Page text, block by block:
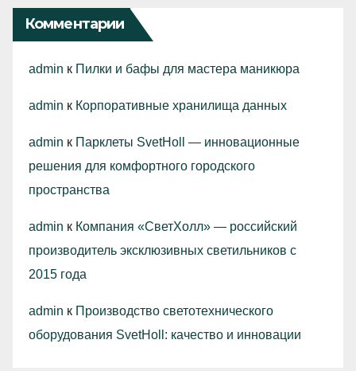
Комментарии
admin к Пилки и бафы для мастера маникюра
admin к Корпоративные хранилища данных
admin к Парклеты SvetHoll — инновационные
решения для комфортного городского
пространства
admin к Компания «СветХолл» — российский
производитель эксклюзивных светильников с
2015 года
admin к Производство светотехнического
оборудования SvetHoll: качество и инновации